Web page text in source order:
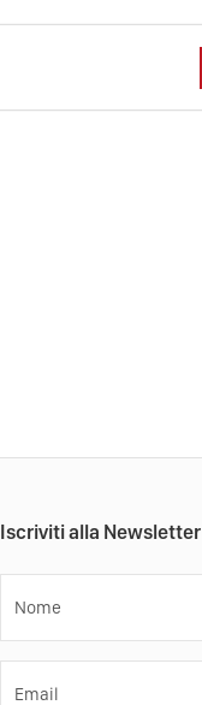
Iscriviti alla Newsletter
Nome
Email